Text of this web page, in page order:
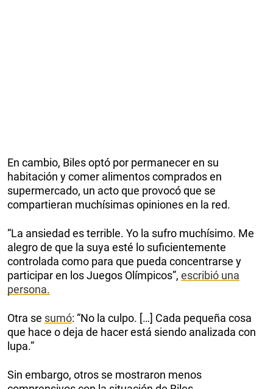
En cambio, Biles optó por permanecer en su
habitación y comer alimentos comprados en
supermercado, un acto que provocó que se
compartieran muchísimas opiniones en la red.
“La ansiedad es terrible. Yo la sufro muchísimo. Me
alegro de que la suya esté lo suficientemente
controlada como para que pueda concentrarse y
participar en los Juegos Olímpicos”, escribió una
persona.
Otra se sumó: “No la culpo. […] Cada pequeña cosa
que hace o deja de hacer está siendo analizada con
lupa.”
Sin embargo, otros se mostraron menos